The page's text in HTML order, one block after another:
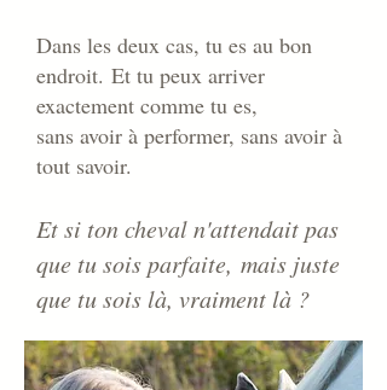
Dans les deux cas, tu es au bon
endroit. Et tu peux arriver
exactement comme tu es,
sans avoir à performer, sans avoir à
tout savoir.
Et si ton cheval n'attendait pas
que tu sois parfaite, mais juste
que tu sois là, vraiment là ?